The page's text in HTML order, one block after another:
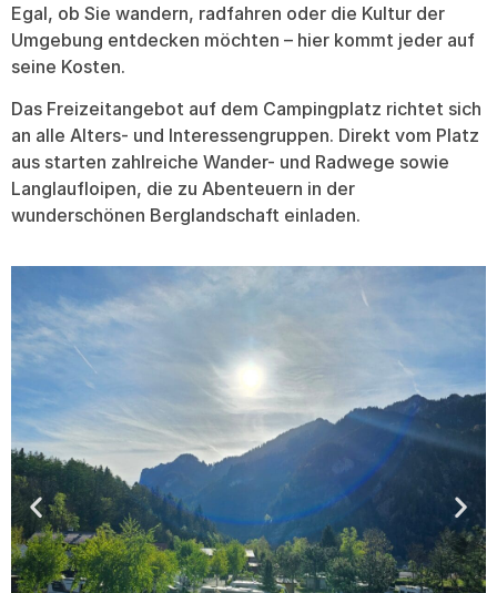
Egal, ob Sie wandern, radfahren oder die Kultur der
Umgebung entdecken möchten – hier kommt jeder auf
seine Kosten.
Das Freizeitangebot auf dem Campingplatz richtet sich
an alle Alters- und Interessengruppen. Direkt vom Platz
aus starten zahlreiche Wander- und Radwege sowie
Langlaufloipen, die zu Abenteuern in der
wunderschönen Berglandschaft einladen.